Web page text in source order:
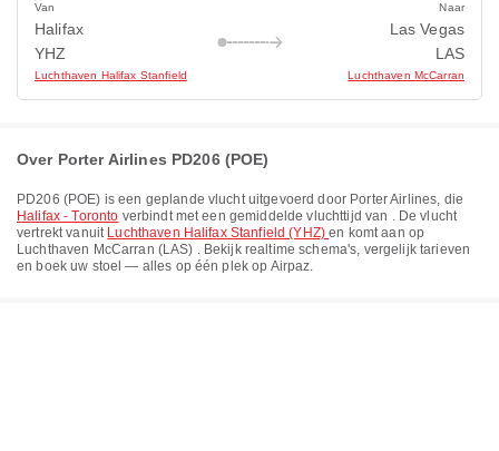
Van
Halifax
YHZ
Luchthaven Halifax Stanfield
Naar
Las Vegas
LAS
Luchthaven McCarran
Over Porter Airlines PD206 (POE)
PD206 (POE) is een geplande vlucht uitgevoerd door Porter Airlines, die
Halifax - Toronto verbindt met een gemiddelde vluchttijd van . De vlucht
vertrekt vanuit Luchthaven Halifax Stanfield (YHZ)en komt aan op
Luchthaven McCarran (LAS) . Bekijk realtime schema's, vergelijk tarieven
en boek uw stoel — alles op één plek op Airpaz.